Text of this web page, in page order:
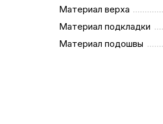
Материал верха
Материал подкладки
Материал подошвы